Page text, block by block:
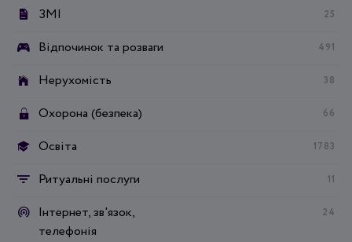
ЗМІ 25
Відпочинок та розваги 491
Нерухомість 38
Охорона (безпека) 66
Освіта 1783
Ритуальні послуги 11
Інтернет, зв'язок,
телефонія
24